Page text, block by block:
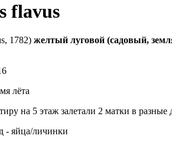
flavus
1782) желтый луговой (садовый,
лёта
на 5 этаж залетали 2 матки в разные
- яйца/личинки